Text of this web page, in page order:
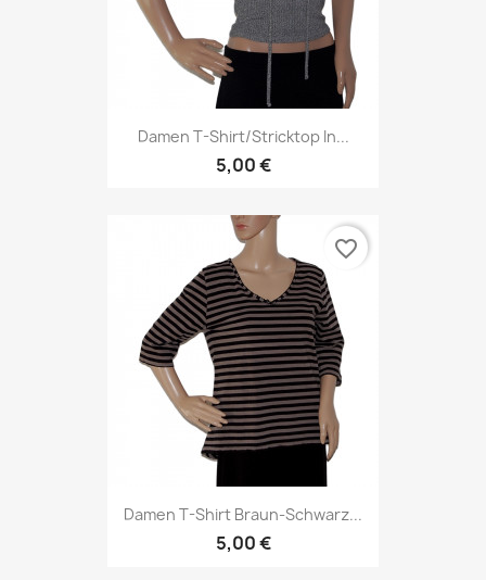
Damen T-Shirt/Stricktop In...
5,00 €
Damen T-Shirt Braun-Schwarz...
5,00 €
favorite_border